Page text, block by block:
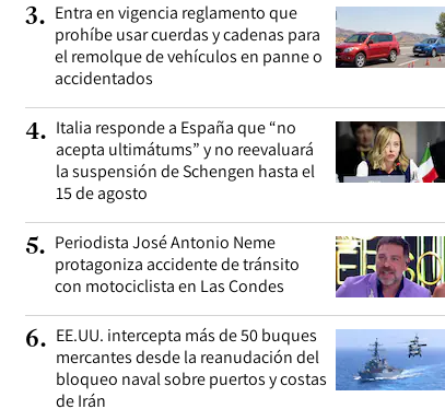
3. Entra en vigencia reglamento que
prohíbe usar cuerdas y cadenas para
el remolque de vehículos en panne o
accidentados
4. Italia responde a España que “no
acepta ultimátums” y no reevaluará
la suspensión de Schengen hasta el
15 de agosto
5. Periodista José Antonio Neme
protagoniza accidente de tránsito
con motociclista en Las Condes
6. EE.UU. intercepta más de 50 buques
mercantes desde la reanudación del
bloqueo naval sobre puertos y costas
de Irán